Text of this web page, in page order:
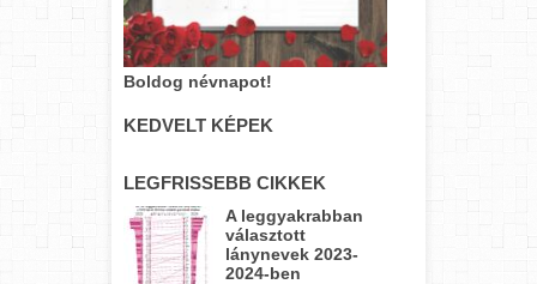
Boldog névnapot!
KEDVELT KÉPEK
LEGFRISSEBB CIKKEK
A leggyakrabban
választott
lánynevek 2023-
2024-ben